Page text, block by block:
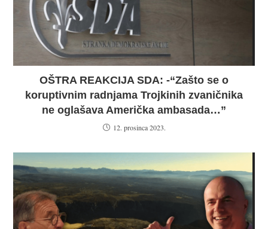
OŠTRA REAKCIJA SDA: -“Zašto se o
koruptivnim radnjama Trojkinih zvaničnika
ne oglašava Američka ambasada…”
12. prosinca 2023.